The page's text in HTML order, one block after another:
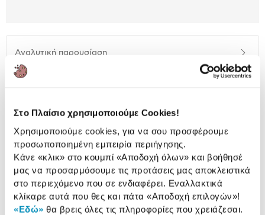
Στο Πλαίσιο χρησιμοποιούμε Cookies!
Χρησιμοποιούμε cookies, για να σου προσφέρουμε
προσωποποιημένη εμπειρία περιήγησης.
Κάνε «κλικ» στο κουμπί «Αποδοχή όλων» και βοήθησέ
μας να προσαρμόσουμε τις προτάσεις μας αποκλειστικά
στο περιεχόμενο που σε ενδιαφέρει. Εναλλακτικά
κλίκαρε αυτά που θες και πάτα «Αποδοχή επιλογών»!
«Εδώ» θα βρεις όλες τις πληροφορίες που χρειάζεσαι.
παρουσίαση
Αναλυτική παρουσίαση
Προδιαγραφές
Αξιολογήσεις
Αξιολογήσεις
Δες τι κλίκαραν όσοι είδαν το ίδιο
προϊόν με εσένα!